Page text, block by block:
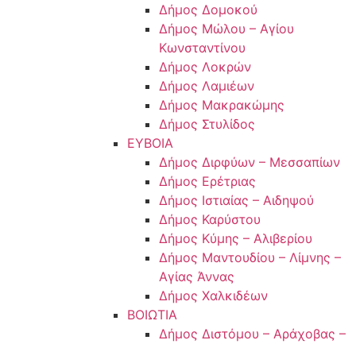
Δήμος Δομοκού
Δήμος Μώλου – Αγίου
Κωνσταντίνου
Δήμος Λοκρών
Δήμος Λαμιέων
Δήμος Μακρακώμης
Δήμος Στυλίδος
ΕΥΒΟΙΑ
Δήμος Διρφύων – Μεσσαπίων
Δήμος Ερέτριας
Δήμος Ιστιαίας – Αιδηψού
Δήμος Καρύστου
Δήμος Κύμης – Αλιβερίου
Δήμος Μαντουδίου – Λίμνης –
Αγίας Άννας
Δήμος Χαλκιδέων
ΒΟΙΩΤΙΑ
Δήμος Διστόμου – Αράχοβας –